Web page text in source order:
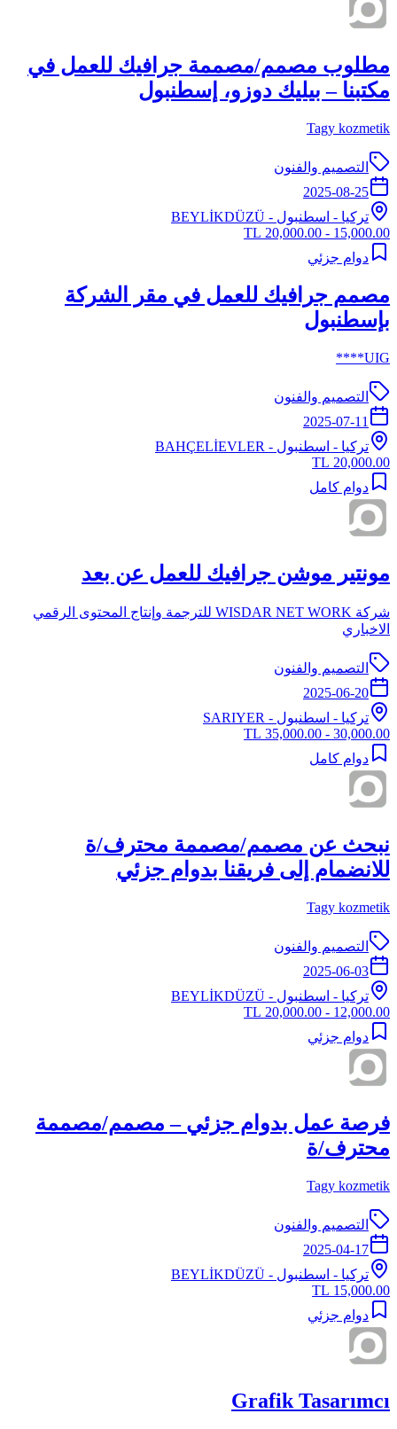
مطلوب مصمم/مصممة جرافيك للعمل في
مكتبنا – بيليك دوزو، إسطنبول
Tagy kozmetik
التصميم والفنون
2025-08-25
تركيا - اسطنبول - BEYLİKDÜZÜ
15,000.00 - 20,000.00 TL
دوام جزئي
مصمم جرافيك للعمل في مقر الشركة
بإسطنبول
UIG****
التصميم والفنون
2025-07-11
تركيا - اسطنبول - BAHÇELİEVLER
20,000.00 TL
دوام كامل
مونتير موشن جرافيك للعمل عن بعد
شركة WISDAR NET WORK للترجمة وإنتاج المحتوى الرقمي
الاخباري
التصميم والفنون
2025-06-20
تركيا - اسطنبول - SARIYER
30,000.00 - 35,000.00 TL
دوام كامل
نبحث عن مصمم/مصممة محترف/ة
للانضمام إلى فريقنا بدوام جزئي
Tagy kozmetik
التصميم والفنون
2025-06-03
تركيا - اسطنبول - BEYLİKDÜZÜ
12,000.00 - 20,000.00 TL
دوام جزئي
فرصة عمل بدوام جزئي – مصمم/مصممة
محترف/ة
Tagy kozmetik
التصميم والفنون
2025-04-17
تركيا - اسطنبول - BEYLİKDÜZÜ
15,000.00 TL
دوام جزئي
Grafik Tasarımcı